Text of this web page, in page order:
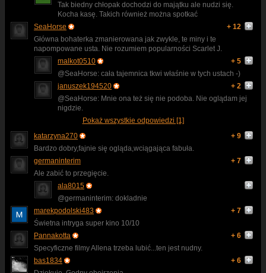
Tak biedny chłopak dochodzi do majątku ale nudzi się.
Kocha kasę. Takich również można spotkać
SeaHorse
+ 12
Główna bohaterka zmanierowana jak zwykle, te miny i te
napompowane usta. Nie rozumiem popularności Scarlet J.
malkot0510
+ 5
@SeaHorse: cała tajemnica tkwi właśnie w tych ustach -)
januszek194520
+ 2
@SeaHorse: Mnie ona też się nie podoba. Nie oglądam jej
nigdzie.
Pokaż wszystkie odpowiedzi [1]
katarzyna270
+ 9
Bardzo dobry,fajnie się ogląda,wciągająca fabuła.
germaninterim
+ 7
Ale zabić to przegięcie.
ala8015
@germaninterim: dokladnie
marekpodolski483
+ 7
Świetna intryga super kino 10/10
Pannakotta
+ 6
Specyficzne filmy Allena trzeba lubić...ten jest nudny.
bas1834
+ 6